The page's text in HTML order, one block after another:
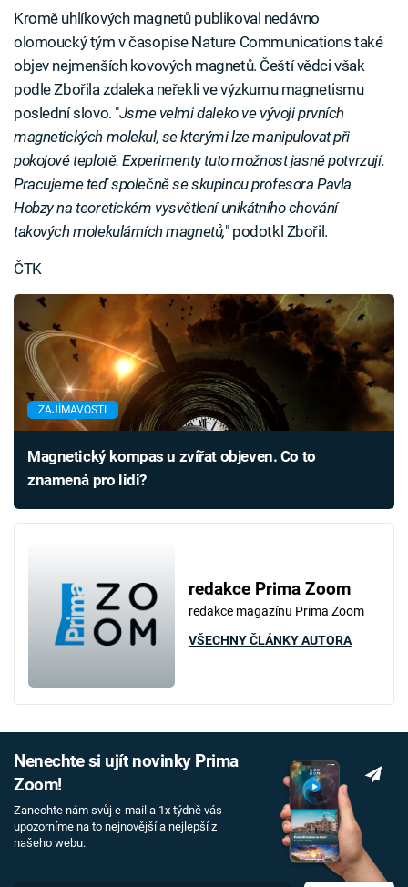
Kromě uhlíkových magnetů publikoval nedávno
olomoucký tým v časopise Nature Communications také
objev nejmenších kovových magnetů. Čeští vědci však
podle Zbořila zdaleka neřekli ve výzkumu magnetismu
poslední slovo. "Jsme velmi daleko ve vývoji prvních
magnetických molekul, se kterými lze manipulovat při
pokojové teplotě. Experimenty tuto možnost jasně potvrzují.
Pracujeme teď společně se skupinou profesora Pavla
Hobzy na teoretickém vysvětlení unikátního chování
takových molekulárních magnetů," podotkl Zbořil.
ČTK
ZAJÍMAVOSTI
Magnetický kompas u zvířat objeven. Co to
znamená pro lidi?
redakce Prima Zoom
redakce magazínu Prima Zoom
VŠECHNY ČLÁNKY AUTORA
Nenechte si ujít novinky Prima
Zoom!
Zanechte nám svůj e-mail a 1x týdně vás
upozorníme na to nejnovější a nejlepší z
našeho webu.